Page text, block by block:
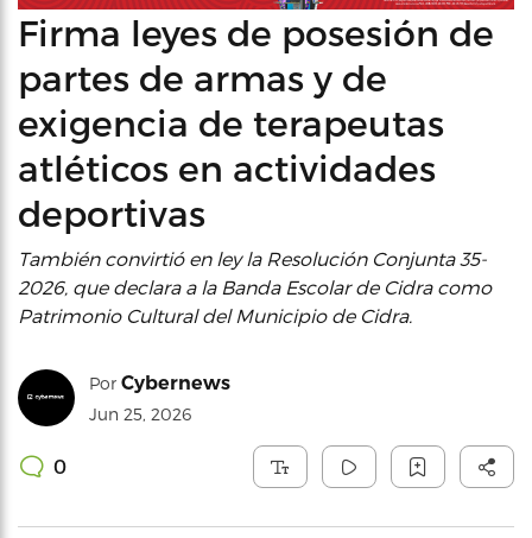
Firma leyes de posesión de
partes de armas y de
exigencia de terapeutas
atléticos en actividades
deportivas
También convirtió en ley la Resolución Conjunta 35-
2026, que declara a la Banda Escolar de Cidra como
Patrimonio Cultural del Municipio de Cidra.
Por Cybernews
Jun 25, 2026
0